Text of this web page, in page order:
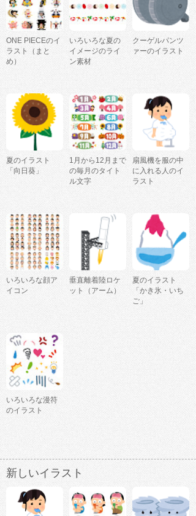
ONE PIECEのイ
ラスト（まと
め）
いろいろな夏の
イメージのライ
ン素材
クーゲルパンツ
ァーのイラスト
夏のイラスト
「向日葵」
1月から12月まで
の毎月のタイト
ル文字
扇風機を服の中
に入れる人のイ
ラスト
いろいろな顔ア
イコン
垂直離着陸ロケ
ット（アーム）
夏のイラスト
「かき氷・いち
ご」
いろいろな漫符
のイラスト
新しいイラスト